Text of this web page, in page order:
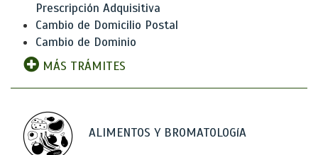
Prescripción Adquisitiva
Cambio de Domicilio Postal
Cambio de Dominio
MÁS TRÁMITES
ALIMENTOS Y BROMATOLOGíA